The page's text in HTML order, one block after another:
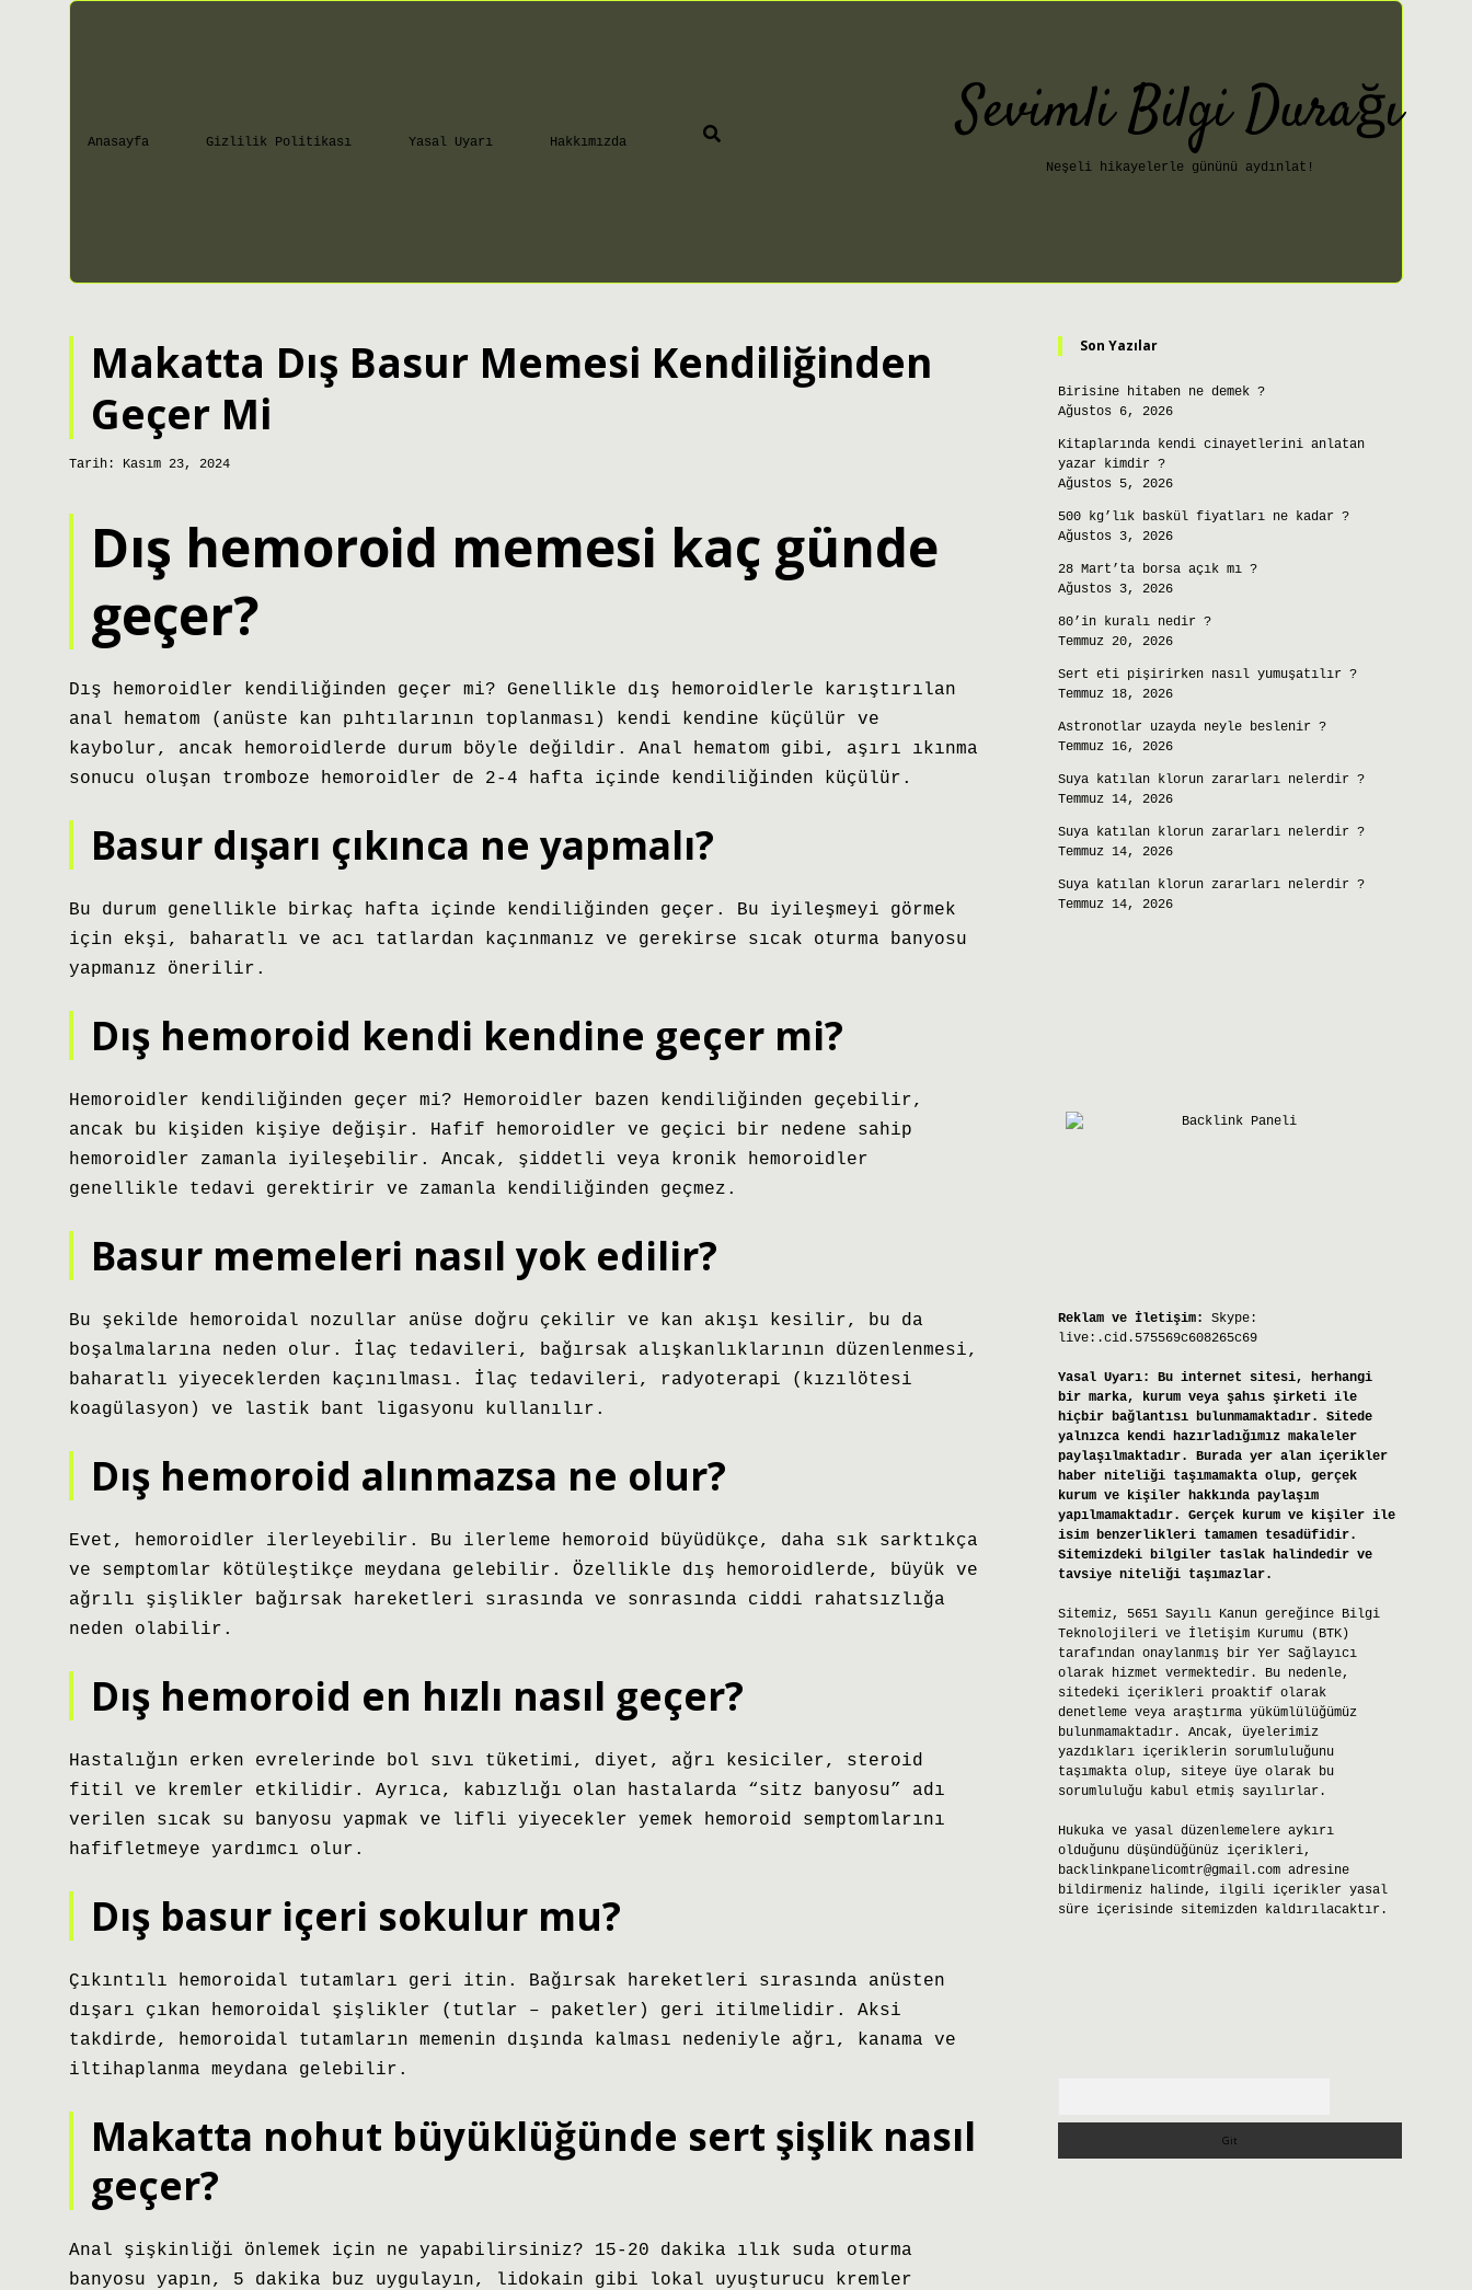
Anasayfa Gizlilik Politikası Yasal Uyarı Hakkımızda Sevimli Bilgi Durağı
Neşeli hikayelerle gününü aydınlat!
Makatta Dış Basur Memesi Kendiliğinden
Geçer Mi
Tarih: Kasım 23, 2024
Dış hemoroid memesi kaç günde
geçer?
Dış hemoroidler kendiliğinden geçer mi? Genellikle dış hemoroidlerle karıştırılan
anal hematom (anüste kan pıhtılarının toplanması) kendi kendine küçülür ve
kaybolur, ancak hemoroidlerde durum böyle değildir. Anal hematom gibi, aşırı ıkınma
sonucu oluşan tromboze hemoroidler de 2-4 hafta içinde kendiliğinden küçülür.
Basur dışarı çıkınca ne yapmalı?
Bu durum genellikle birkaç hafta içinde kendiliğinden geçer. Bu iyileşmeyi görmek
için ekşi, baharatlı ve acı tatlardan kaçınmanız ve gerekirse sıcak oturma banyosu
yapmanız önerilir.
Dış hemoroid kendi kendine geçer mi?
Hemoroidler kendiliğinden geçer mi? Hemoroidler bazen kendiliğinden geçebilir,
ancak bu kişiden kişiye değişir. Hafif hemoroidler ve geçici bir nedene sahip
hemoroidler zamanla iyileşebilir. Ancak, şiddetli veya kronik hemoroidler
genellikle tedavi gerektirir ve zamanla kendiliğinden geçmez.
Basur memeleri nasıl yok edilir?
Bu şekilde hemoroidal nozullar anüse doğru çekilir ve kan akışı kesilir, bu da
boşalmalarına neden olur. İlaç tedavileri, bağırsak alışkanlıklarının düzenlenmesi,
baharatlı yiyeceklerden kaçınılması. İlaç tedavileri, radyoterapi (kızılötesi
koagülasyon) ve lastik bant ligasyonu kullanılır.
Dış hemoroid alınmazsa ne olur?
Evet, hemoroidler ilerleyebilir. Bu ilerleme hemoroid büyüdükçe, daha sık sarktıkça
ve semptomlar kötüleştikçe meydana gelebilir. Özellikle dış hemoroidlerde, büyük ve
ağrılı şişlikler bağırsak hareketleri sırasında ve sonrasında ciddi rahatsızlığa
neden olabilir.
Dış hemoroid en hızlı nasıl geçer?
Hastalığın erken evrelerinde bol sıvı tüketimi, diyet, ağrı kesiciler, steroid
fitil ve kremler etkilidir. Ayrıca, kabızlığı olan hastalarda “sitz banyosu” adı
verilen sıcak su banyosu yapmak ve lifli yiyecekler yemek hemoroid semptomlarını
hafifletmeye yardımcı olur.
Dış basur içeri sokulur mu?
Çıkıntılı hemoroidal tutamları geri itin. Bağırsak hareketleri sırasında anüsten
dışarı çıkan hemoroidal şişlikler (tutlar – paketler) geri itilmelidir. Aksi
takdirde, hemoroidal tutamların memenin dışında kalması nedeniyle ağrı, kanama ve
iltihaplanma meydana gelebilir.
Makatta nohut büyüklüğünde sert şişlik nasıl
geçer?
Anal şişkinliği önlemek için ne yapabilirsiniz? 15-20 dakika ılık suda oturma
banyosu yapın, 5 dakika buz uygulayın, lidokain gibi lokal uyuşturucu kremler
Sidebar
Son Yazılar
Birisine hitaben ne demek ?
Ağustos 6, 2026
Kitaplarında kendi cinayetlerini anlatan
yazar kimdir ?
Ağustos 5, 2026
500 kg’lık baskül fiyatları ne kadar ?
Ağustos 3, 2026
28 Mart’ta borsa açık mı ?
Ağustos 3, 2026
80’in kuralı nedir ?
Temmuz 20, 2026
Sert eti pişirirken nasıl yumuşatılır ?
Temmuz 18, 2026
Astronotlar uzayda neyle beslenir ?
Temmuz 16, 2026
Suya katılan klorun zararları nelerdir ?
Temmuz 14, 2026
Suya katılan klorun zararları nelerdir ?
Temmuz 14, 2026
Suya katılan klorun zararları nelerdir ?
Temmuz 14, 2026
Reklam ve İletişim:
Skype:
live:.cid.575569c608265c69
Yasal Uyarı:
Bu internet sitesi, herhangi
bir marka, kurum veya şahıs şirketi ile
hiçbir bağlantısı bulunmamaktadır. Sitede
yalnızca kendi hazırladığımız makaleler
paylaşılmaktadır. Burada yer alan içerikler
haber niteliği taşımamakta olup, gerçek
kurum ve kişiler hakkında paylaşım
yapılmamaktadır. Gerçek kurum ve kişiler ile
isim benzerlikleri tamamen tesadüfidir.
Sitemizdeki bilgiler taslak halindedir ve
tavsiye niteliği taşımazlar.
Sitemiz, 5651 Sayılı Kanun gereğince Bilgi
Teknolojileri ve İletişim Kurumu (BTK)
tarafından onaylanmış bir Yer Sağlayıcı
olarak hizmet vermektedir. Bu nedenle,
sitedeki içerikleri proaktif olarak
denetleme veya araştırma yükümlülüğümüz
bulunmamaktadır. Ancak, üyelerimiz
yazdıkları içeriklerin sorumluluğunu
taşımakta olup, siteye üye olarak bu
sorumluluğu kabul etmiş sayılırlar.
Hukuka ve yasal düzenlemelere aykırı
olduğunu düşündüğünüz içerikleri,
backlinkpanelicomtr@gmail.comadresine
bildirmeniz halinde, ilgili içerikler yasal
süre içerisinde sitemizden kaldırılacaktır.